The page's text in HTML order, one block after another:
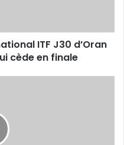
ITF J30 d’Oran
cède en finale